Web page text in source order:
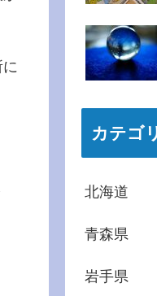
カテゴ
北海道
青森県
岩手県